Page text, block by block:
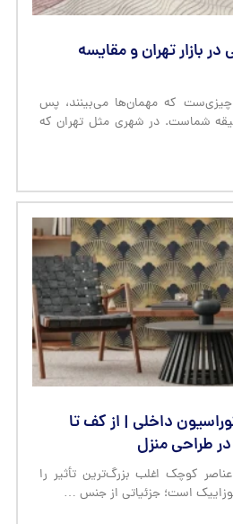
بازار تهران و مقایسه
چیزی‌ست که مهمان‌ها می‌بینند، پس
شماست. در شهری مثل تهران که
داخلی | از کف تا
طراحی منزل
کوچک اغلب بزرگ‌ترین تأثیر را
است؛ جزئیاتی از جنس …